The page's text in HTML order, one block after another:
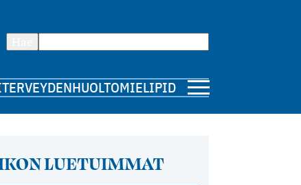
TERVEYDENHUOLTOMIELIPIDE
LUETUIMMAT